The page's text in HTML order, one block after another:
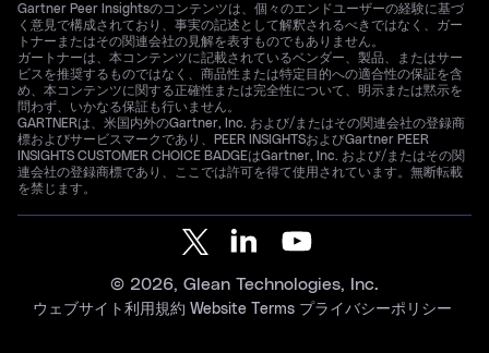
Gartner Peer Insightsのコンテンツは、個々のエンドユーザーの経験に基づ
く意見で構成されており、事実の記述として解釈されるべきではなく、ガー
トナーまたはその関連会社の見解を表すものでもありません。
ガートナーは、本コンテンツに記載されているベンダー、製品、またはサー
ビスを推奨するものではなく、商品性または特定目的への適合性の保証を含
め、本コンテンツに関する正確性または完全性について、明示または黙示を
問わず、いかなる保証も行いません。
GARTNERは、米国内外のGartner, Inc. および/またはその関連会社の登録商
標およびサービスマークであり、PEER INSIGHTSおよびGartner PEER
INSIGHTS CUSTOMER CHOICE BADGEはGartner, Inc. および/またはその関
連会社の登録商標であり、ここでは許可を得て使用されています。無断転載
を禁じます。
© 2026, Glean Technologies, Inc.
ウェブサイト利用規約 Website Terms プライバシーポリシー